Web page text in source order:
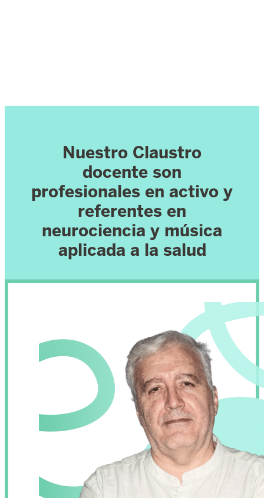
Nuestro Claustro
docente son
profesionales en activo y
referentes en
neurociencia y música
aplicada a la salud